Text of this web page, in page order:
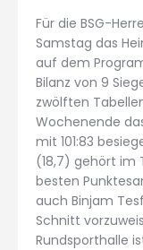
Für die BSG-
Samstag das
auf dem
Bilanz von 9
zwölften
Wochenende
mit 101:83
(18,7) gehört im
besten
auch Binjam
Schnitt
Rundsporthalle